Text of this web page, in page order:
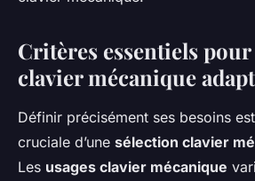
Critères essentiels
clavier mécanique
Définir précisément ses besoins
cruciale d’une sélection clavier
Les usages clavier mécanique